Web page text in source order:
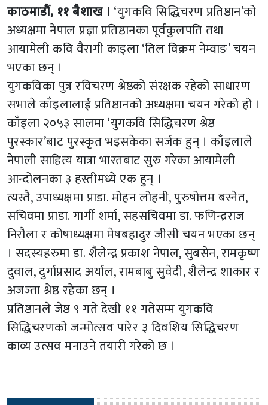
काठमाडौं, ११ बैशाख । ‘युगकवि सिद्धिचरण प्रतिष्ठान’को
अध्यक्षमा नेपाल प्रज्ञा प्रतिष्ठानका पूर्वकुलपति तथा
आयामेली कवि वैरागी काइला ‘तिल विक्रम नेम्वाङ’ चयन
भएका छन् ।
युगकविका पुत्र रविचरण श्रेष्ठको संरक्षक रहेको साधारण
सभाले काँइलालाई प्रतिष्ठानको अध्यक्षमा चयन गरेको हो ।
काँइला २०५३ सालमा ‘युगकवि सिद्धिचरण श्रेष्ठ
पुरस्कार’बाट पुरस्कृत भइसकेका सर्जक हुन् । काँइलाले
नेपाली साहित्य यात्रा भारतबाट सुरु गरेका आयामेली
आन्दोलनका ३ हस्तीमध्ये एक हुन् ।
त्यस्तै, उपाध्यक्षमा प्राडा. मोहन लोहनी, पुरुषोत्तम बस्नेत,
सचिवमा प्राडा. गार्गी शर्मा, सहसचिवमा डा. फणिन्द्रराज
निरौला र कोषाध्यक्षमा मेषबहादुर जीसी चयन भएका छन्
। सदस्यहरुमा डा. शैलेन्द्र प्रकाश नेपाल, सुबसेन, रामकृष्ण
दुवाल, दुर्गाप्रसाद अर्याल, रामबाबु सुवेदी, शैलेन्द्र शाकार र
अजञ्ता श्रेष्ठ रहेका छन् ।
प्रतिष्ठानले जेष्ठ ९ गते देखी ११ गतेसम्म युगकवि
सिद्धिचरणको जन्मोत्सव पारेर ३ दिवशिय सिद्धिचरण
काव्य उत्सव मनाउने तयारी गरेको छ ।